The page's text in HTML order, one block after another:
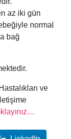
az iki gün
normal
bağ
ve